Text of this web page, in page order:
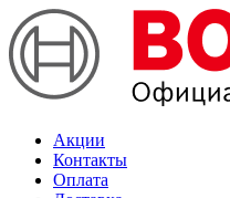
Акции
Контакты
Оплата